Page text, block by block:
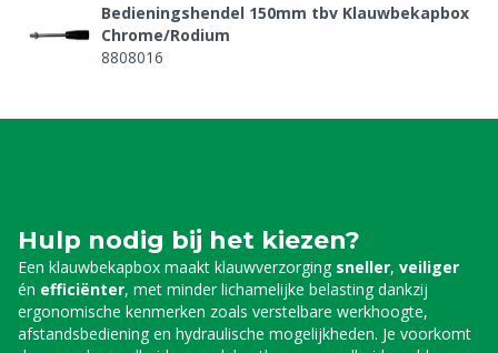
Bedieningshendel 150mm tbv Klauwbekapbox
Chrome/Rodium
8808016
Chrome
8808018
Buikband extra zwaar tbv Klauwbekapbox
Chrome
8808019
Hulp nodig bij het kiezen?
Een klauwbekapbox maakt klauwverzorging sneller, veiliger
én efficiënter, met minder lichamelijke belasting dankzij
ergonomische kenmerken zoals verstelbare werkhoogte,
afstandsbediening en hydraulische mogelijkheden. Je voorkomt